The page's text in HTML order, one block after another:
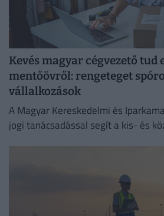
Kevés magyar cégvezető tud
mentőövről: rengeteget
vállalkozások
A Magyar Kereskedelmi és
jogi tanácsadással segít a kis- és